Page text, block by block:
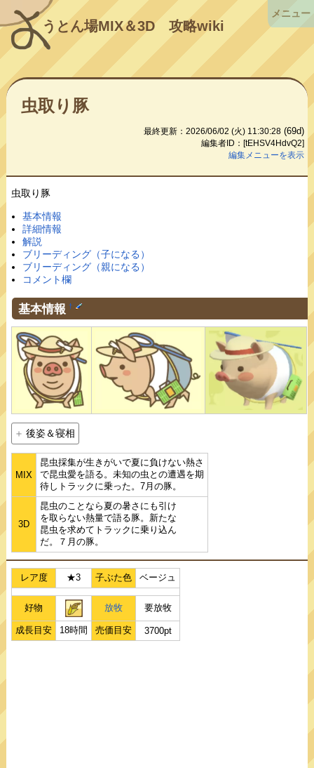
うとん場MIX＆3D攻略wiki
虫取り豚
最終更新：2026/06/02 (火) 11:30:28 (69d)
編集者ID：[tEHSV4HdvQ2]
編集メニューを表示
虫取り豚
基本情報
詳細情報
解説
ブリーディング（子になる）
ブリーディング（親になる）
コメント欄
基本情報 †
後姿＆寝相
MIX
昆虫採集が生きがいで夏に負けない熱さ
で昆虫愛を語る。未知の虫との遭遇を期
待しトラックに乗った。7月の豚。
3D
昆虫のことなら夏の暑さにも引け
を取らない熱量で語る豚。新たな
昆虫を求めてトラックに乗り込ん
だ。７月の豚。
レア度 ★3 子ぶた色 ベージュ
好物 放牧 要放牧
成長目安 18時間 売価目安 3700pt
メニュー